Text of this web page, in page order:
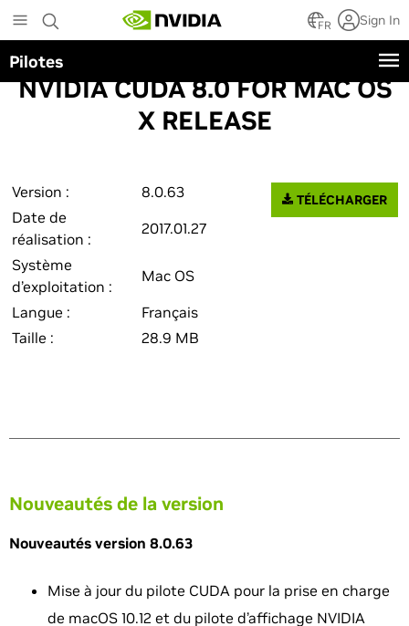
to
main
content
FR Sign In
Pilotes
NVIDIA CUDA 8.0 FOR MAC OS
X RELEASE
Version :
8.0.63
Date de
réalisation :
2017.01.27
Système
d’exploitation :
Mac OS
Langue :
Français
Taille :
28.9 MB
TÉLÉCHARGER
Nouveautés de la version
Nouveautés version 8.0.63
Mise à jour du pilote CUDA pour la prise en charge
de macOS 10.12 et du pilote d’affichage NVIDIA